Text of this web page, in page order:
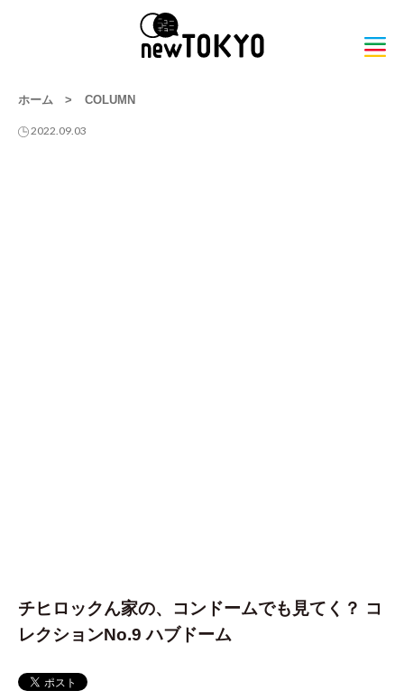
ホーム > COLUMN
2022.09.03
チヒロックん家の、コンドームでも見てく？ コ
レクションNo.9 ハブドーム